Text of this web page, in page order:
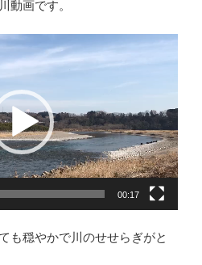
動画です。
00:17
も穏やかで川のせせらぎがと